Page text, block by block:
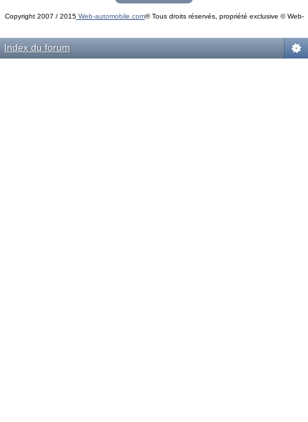
Copyright 2007 / 2015Web-automobile.com® Tous droits réservés, propriété exclusive © Web-
Index du forum